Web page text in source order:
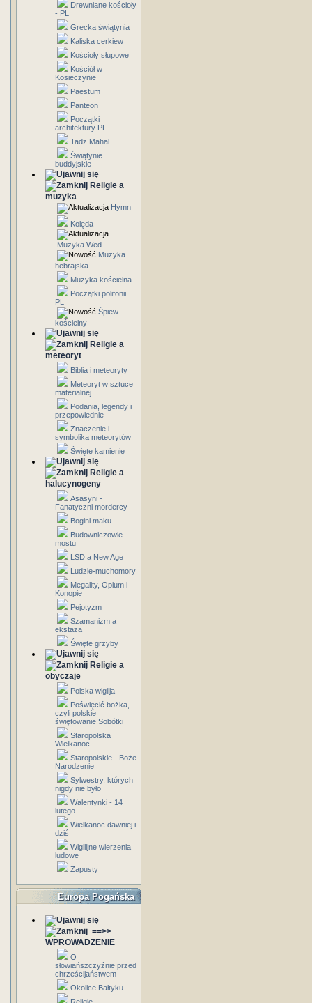
Drewniane kościoły
- PL
Grecka świątynia
Kaliska cerkiew
Kościoły słupowe
Kościół w
Kosieczynie
Paestum
Panteon
Początki
architektury PL
Tadż Mahal
Świątynie
buddyjskie
Religie a
muzyka
Hymn
Kolęda
Muzyka Wed
Muzyka
hebrajska
Muzyka kościelna
Początki polifonii
PL
Śpiew
kościelny
Religie a
meteoryt
Biblia i meteoryty
Meteoryt w sztuce
materialnej
Podania, legendy i
przepowiednie
Znaczenie i
symbolika meteorytów
Święte kamienie
Religie a
halucynogeny
Asasyni -
Fanatyczni mordercy
Bogini maku
Budowniczowie
mostu
LSD a New Age
Ludzie-muchomory
Megality, Opium i
Konopie
Pejotyzm
Szamanizm a
ekstaza
Święte grzyby
Religie a
obyczaje
Polska wigilja
Poświęcić bożka,
czyli polskie
świętowanie Sobótki
Staropolska
Wielkanoc
Staropolskie - Boże
Narodzenie
Sylwestry, których
nigdy nie było
Walentynki - 14
lutego
Wielkanoc dawniej i
dziś
Wigilijne wierzenia
ludowe
Zapusty
Europa Pogańska
==>>
WPROWADZENIE
O
słowiańszczyźnie przed
chrześcijaństwem
Okolice Bałtyku